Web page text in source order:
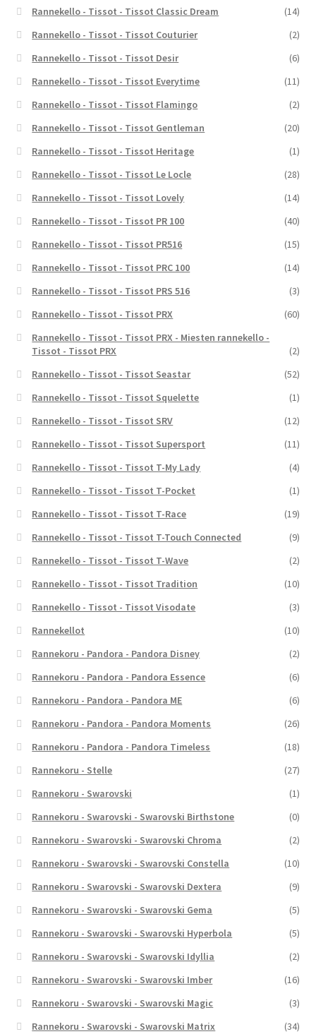
Rannekello - Tissot - Tissot Classic Dream
(14)
Rannekello - Tissot - Tissot Couturier
(2)
Rannekello - Tissot - Tissot Desir
(6)
Rannekello - Tissot - Tissot Everytime
(11)
Rannekello - Tissot - Tissot Flamingo
(2)
Rannekello - Tissot - Tissot Gentleman
(20)
Rannekello - Tissot - Tissot Heritage
(1)
Rannekello - Tissot - Tissot Le Locle
(28)
Rannekello - Tissot - Tissot Lovely
(14)
Rannekello - Tissot - Tissot PR 100
(40)
Rannekello - Tissot - Tissot PR516
(15)
Rannekello - Tissot - Tissot PRC 100
(14)
Rannekello - Tissot - Tissot PRS 516
(3)
Rannekello - Tissot - Tissot PRX
(60)
Rannekello - Tissot - Tissot PRX - Miesten rannekello -
Tissot - Tissot PRX
(2)
Rannekello - Tissot - Tissot Seastar
(52)
Rannekello - Tissot - Tissot Squelette
(1)
Rannekello - Tissot - Tissot SRV
(12)
Rannekello - Tissot - Tissot Supersport
(11)
Rannekello - Tissot - Tissot T-My Lady
(4)
Rannekello - Tissot - Tissot T-Pocket
(1)
Rannekello - Tissot - Tissot T-Race
(19)
Rannekello - Tissot - Tissot T-Touch Connected
(9)
Rannekello - Tissot - Tissot T-Wave
(2)
Rannekello - Tissot - Tissot Tradition
(10)
Rannekello - Tissot - Tissot Visodate
(3)
Rannekellot
(10)
Rannekoru - Pandora - Pandora Disney
(2)
Rannekoru - Pandora - Pandora Essence
(6)
Rannekoru - Pandora - Pandora ME
(6)
Rannekoru - Pandora - Pandora Moments
(26)
Rannekoru - Pandora - Pandora Timeless
(18)
Rannekoru - Stelle
(27)
Rannekoru - Swarovski
(1)
Rannekoru - Swarovski - Swarovski Birthstone
(0)
Rannekoru - Swarovski - Swarovski Chroma
(2)
Rannekoru - Swarovski - Swarovski Constella
(10)
Rannekoru - Swarovski - Swarovski Dextera
(9)
Rannekoru - Swarovski - Swarovski Gema
(5)
Rannekoru - Swarovski - Swarovski Hyperbola
(5)
Rannekoru - Swarovski - Swarovski Idyllia
(2)
Rannekoru - Swarovski - Swarovski Imber
(16)
Rannekoru - Swarovski - Swarovski Magic
(3)
Rannekoru - Swarovski - Swarovski Matrix
(34)